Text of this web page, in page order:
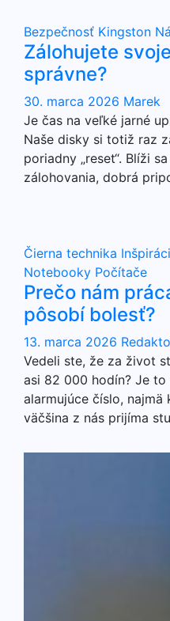
Bezpečnosť Kingston
Zálohujete
správne?
30. marca 2026 Marek
Je čas na veľké jarné
Naše disky si totiž raz
poriadny „reset“. Blíži
zálohovania, dobrá
Čierna technika
Notebooky Počítače
Prečo nám
pôsobí bolesť?
13. marca 2026
Vedeli ste, že za život
asi 82 000 hodín? Je
alarmujúce číslo,
väčšina z nás prijíma